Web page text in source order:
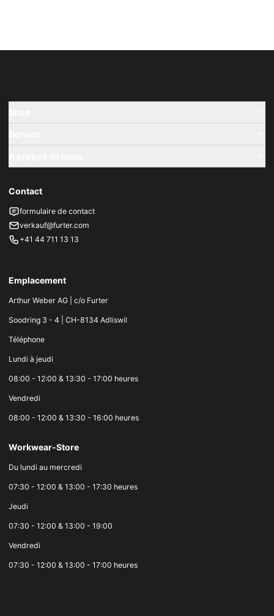
Contact
formulaire de contact
verkauf@furter.com
+41 44 711 13 13
Emplacement
Arthur Weber AG | c/o Furter
Soodring 3 - 4 | CH-8134 Adliswil
Téléphone
Lundi à jeudi
08:00 - 12:00 & 13:30 - 17:00 heures
Vendredi
08:00 - 12:00 & 13:30 - 16:00 heures
Workwear-Store
Du lundi au mercredi
07:30 - 12:00 & 13:00 - 17:30 heures
Jeudi
07:30 - 12:00 & 13:00 - 19:00
Vendredi
07:30 - 12:00 & 13:00 - 17:00 heures